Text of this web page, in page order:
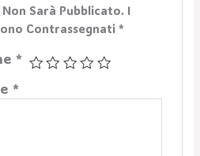
Sarà Pubblicato. I
Contrassegnati *
*
*